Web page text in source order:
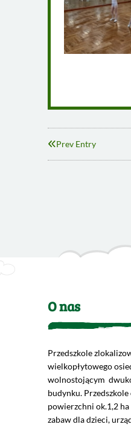
Prev Entry
O nas
Przedszkole
wielkopłytowego
wolnostojącym
budynku.
powierzchni ok.1,2
zabaw dla dzieci,